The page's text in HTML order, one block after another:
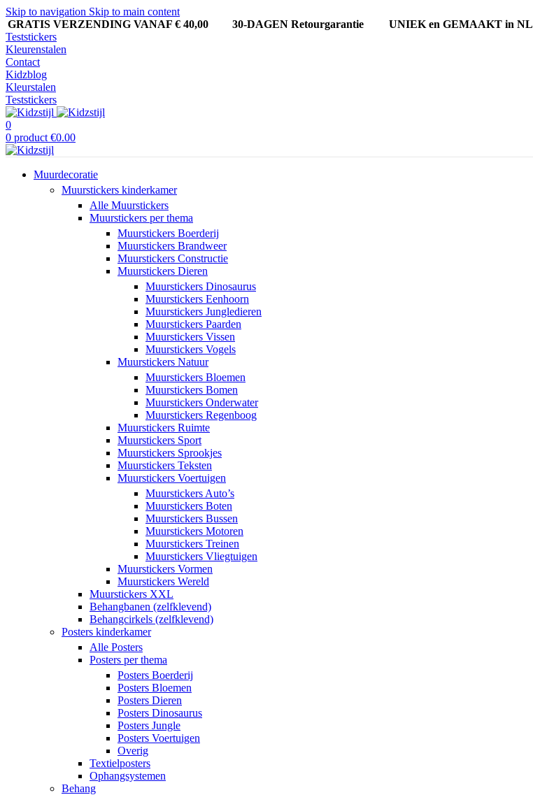
Skip to navigation Skip to main content
GRATIS VERZENDING VANAF € 40,00
30-DAGEN Retourgarantie UNIEK en GEMAAKT in NL
Teststickers
Kleurenstalen
Contact
Kidzblog
Kleurstalen
Teststickers
0
0 product €0.00
Muurdecoratie
Muurstickers kinderkamer
Alle Muurstickers
Muurstickers per thema
Muurstickers Boerderij
Muurstickers Brandweer
Muurstickers Constructie
Muurstickers Dieren
Muurstickers Dinosaurus
Muurstickers Eenhoorn
Muurstickers Jungledieren
Muurstickers Paarden
Muurstickers Vissen
Muurstickers Vogels
Muurstickers Natuur
Muurstickers Bloemen
Muurstickers Bomen
Muurstickers Onderwater
Muurstickers Regenboog
Muurstickers Ruimte
Muurstickers Sport
Muurstickers Sprookjes
Muurstickers Teksten
Muurstickers Voertuigen
Muurstickers Auto’s
Muurstickers Boten
Muurstickers Bussen
Muurstickers Motoren
Muurstickers Treinen
Muurstickers Vliegtuigen
Muurstickers Vormen
Muurstickers Wereld
Muurstickers XXL
Behangbanen (zelfklevend)
Behangcirkels (zelfklevend)
Posters kinderkamer
Alle Posters
Posters per thema
Posters Boerderij
Posters Bloemen
Posters Dieren
Posters Dinosaurus
Posters Jungle
Posters Voertuigen
Overig
Textielposters
Ophangsystemen
Behang